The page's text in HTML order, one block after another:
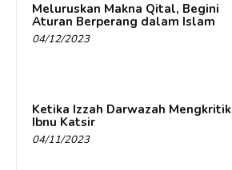
Meluruskan Makna Qital, Begini
Aturan Berperang dalam Islam
04/12/2023
Ketika Izzah Darwazah Mengkritik
Ibnu Katsir
04/11/2023